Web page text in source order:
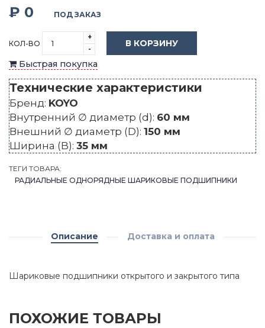
₽ 0 ПОД ЗАКАЗ
КОЛ-ВО
+
-
В КОРЗИНУ
Быстрая покупка
Технические характеристики
Бренд: KOYO
Внутренний ∅ диаметр (d): 60 мм
Внешний ∅ диаметр (D): 150 мм
Ширина (B): 35 мм
ТЕГИ ТОВАРА:
РАДИАЛЬНЫЕ ОДНОРЯДНЫЕ ШАРИКОВЫЕ ПОДШИПНИКИ
Описание Доставка и оплата
Шариковые подшипники открытого и закрытого типа
ПОХОЖИЕ ТОВАРЫ